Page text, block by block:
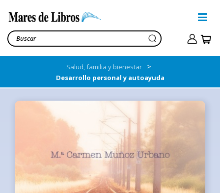
Salud, familia y bienestar >
Desarrollo personal y autoayuda